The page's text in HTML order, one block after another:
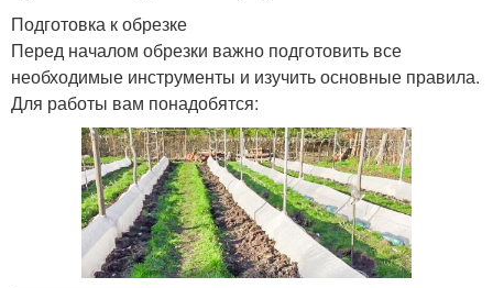
Подготовка к обрезке
Перед началом обрезки важно подготовить все
необходимые инструменты и изучить основные правила.
Для работы вам понадобятся: